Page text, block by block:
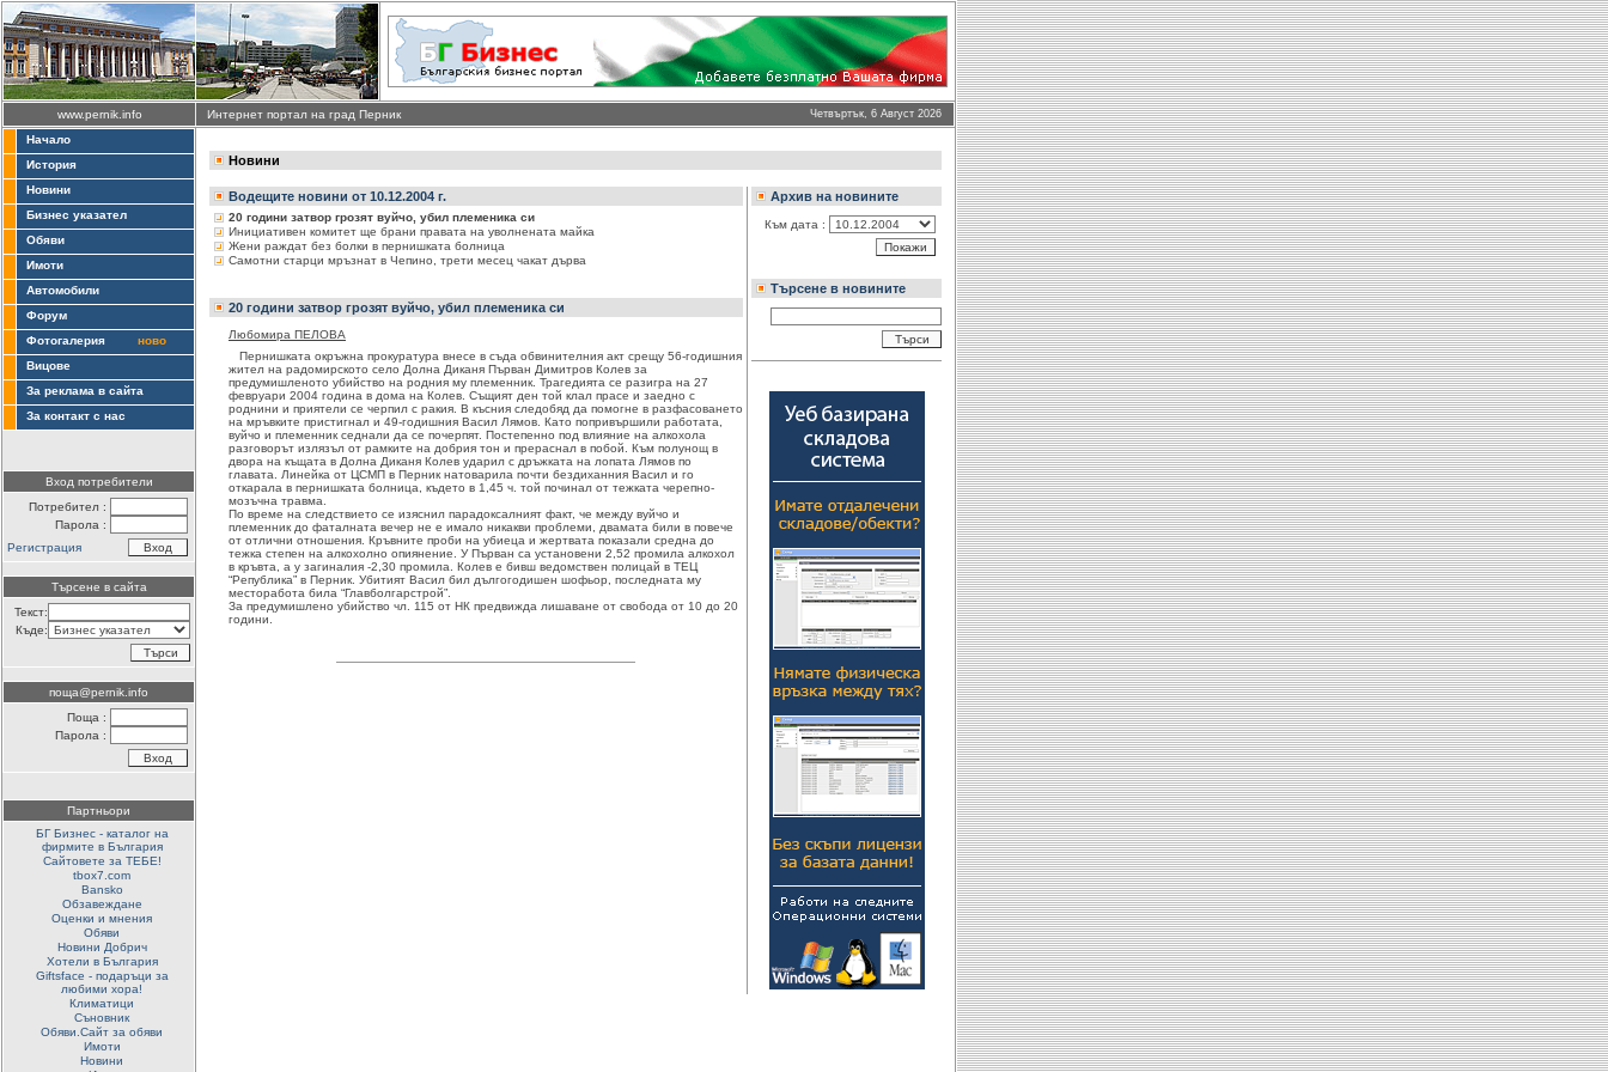
www.pernik.info Интернет портал на град Перник Четвъртък, 6 Август 2026
Начало
История
Новини
Бизнес указател
Обяви
Имоти
Автомобили
Форум
Фотогалерия
ново
Вицове
За реклама в сайта
За контакт с нас
Вход потребители
Потребител :
Парола :
Регистрация
Търсене в сайта
Текст:
Къде:
поща@pernik.info
Поща :
Парола :
Партньори
БГ Бизнес - каталог на
фирмите в България
Сайтовете за ТЕБЕ!
tbox7.com
Bansko
Обзавеждане
Оценки и мнения
Обяви
Новини Добрич
Хотели в България
Giftsface - подаръци за
любими хора!
Климатици
Съновник
Обяви.Сайт за обяви
Имоти
Новини
Новини
Водещите новини от 10.12.2004 г.
20 години затвор грозят вуйчо, убил племеника си
Инициативен комитет ще брани правата на уволнената майка
Жени раждат без болки в пернишката болница
Самотни старци мръзнат в Чепино, трети месец чакат дърва
20 години затвор грозят вуйчо, убил племеника си
Любомира ПЕЛОВА
Пернишката окръжна прокуратура внесе в съда обвинителния акт срещу 56-годишния
жител на радомирското село Долна Диканя Първан Димитров Колев за
предумишленото убийство на родния му племенник. Трагедията се разигра на 27
февруари 2004 година в дома на Колев. Същият ден той клал прасе и заедно с
роднини и приятели се черпил с ракия. В късния следобяд да помогне в разфасоването
на мръвките пристигнал и 49-годишния Васил Лямов. Като попривършили работата,
вуйчо и племенник седнали да се почерпят. Постепенно под влияние на алкохола
разговорът излязъл от рамките на добрия тон и прераснал в побой. Към полунощ в
двора на къщата в Долна Диканя Колев ударил с дръжката на лопата Лямов по
главата. Линейка от ЦСМП в Перник натоварила почти бездиханния Васил и го
откарала в пернишката болница, където в 1,45 ч. той починал от тежката черепно-
мозъчна травма.
По време на следствието се изяснил парадоксалният факт, че между вуйчо и
племенник до фаталната вечер не е имало никакви проблеми, двамата били в повече
от отлични отношения. Кръвните проби на убиеца и жертвата показали средна до
тежка степен на алкохолно опиянение. У Първан са установени 2,52 промила алкохол
в кръвта, а у загиналия -2,30 промила. Колев е бивш ведомствен полицай в ТЕЦ
“Република” в Перник. Убитият Васил бил дългогодишен шофьор, последната му
месторабота била “Главболгарстрой”.
За предумишлено убийство чл. 115 от НК предвижда лишаване от свобода от 10 до 20
години.
Архив на новините
Към дата :
Търсене в новините